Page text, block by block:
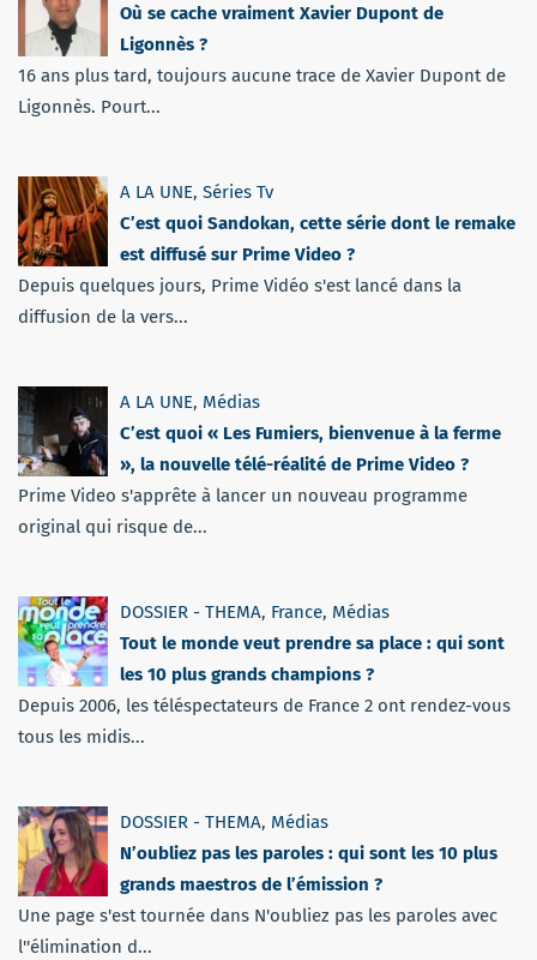
Où se cache vraiment Xavier Dupont de
Ligonnès ?
16 ans plus tard, toujours aucune trace de Xavier Dupont de
Ligonnès. Pourt...
A LA UNE, Séries Tv
C’est quoi Sandokan, cette série dont le remake
est diffusé sur Prime Video ?
Depuis quelques jours, Prime Vidéo s'est lancé dans la
diffusion de la vers...
A LA UNE, Médias
C’est quoi « Les Fumiers, bienvenue à la ferme
», la nouvelle télé-réalité de Prime Video ?
Prime Video s'apprête à lancer un nouveau programme
original qui risque de...
DOSSIER - THEMA, France, Médias
Tout le monde veut prendre sa place : qui sont
les 10 plus grands champions ?
Depuis 2006, les téléspectateurs de France 2 ont rendez-vous
tous les midis...
DOSSIER - THEMA, Médias
N’oubliez pas les paroles : qui sont les 10 plus
grands maestros de l’émission ?
Une page s'est tournée dans N'oubliez pas les paroles avec
l''élimination d...